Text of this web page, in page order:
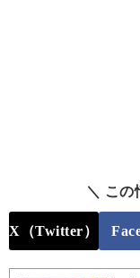
＼ この
X（Twitter）